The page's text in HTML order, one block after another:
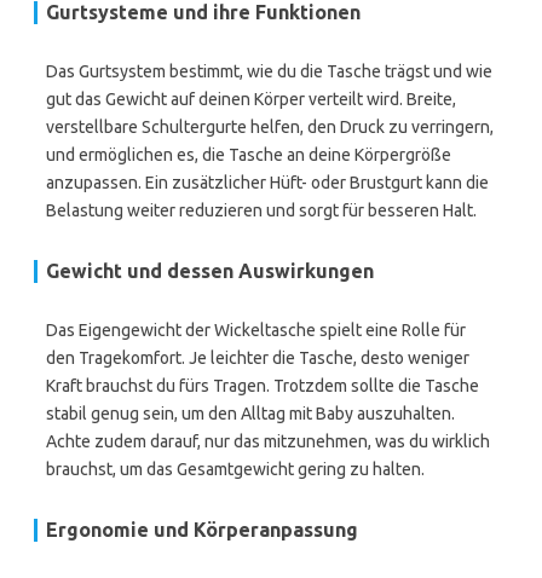
Gurtsysteme und ihre Funktionen
Das Gurtsystem bestimmt, wie du die Tasche trägst und wie
gut das Gewicht auf deinen Körper verteilt wird. Breite,
verstellbare Schultergurte helfen, den Druck zu verringern,
und ermöglichen es, die Tasche an deine Körpergröße
anzupassen. Ein zusätzlicher Hüft- oder Brustgurt kann die
Belastung weiter reduzieren und sorgt für besseren Halt.
Gewicht und dessen Auswirkungen
Das Eigengewicht der Wickeltasche spielt eine Rolle für
den Tragekomfort. Je leichter die Tasche, desto weniger
Kraft brauchst du fürs Tragen. Trotzdem sollte die Tasche
stabil genug sein, um den Alltag mit Baby auszuhalten.
Achte zudem darauf, nur das mitzunehmen, was du wirklich
brauchst, um das Gesamtgewicht gering zu halten.
Ergonomie und Körperanpassung